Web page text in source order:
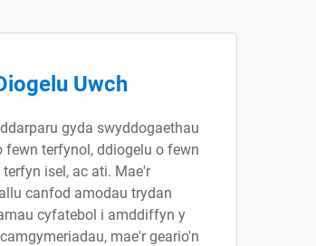
Uwch
gyda swyddogaethau
terfynol, ddiogelu o fewn
isel, ac ati. Mae'r
canfod amodau trydan
cyfatebol i amddiffyn y
mae'r geario'n